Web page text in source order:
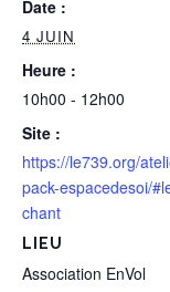
Date :
4 JUIN
Heure :
10h00 - 12h00
Site :
https://le739.org/
pack-espacedesoi/
chant
LIEU
Association EnVol